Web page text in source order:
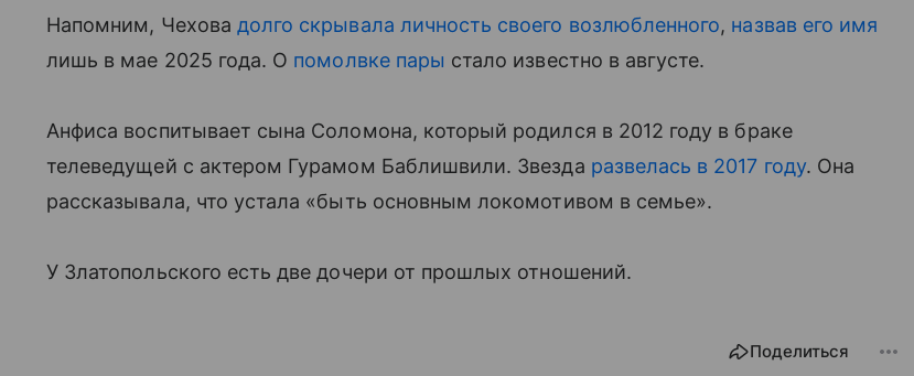
Напомним, Чехова долго скрывала личность своего возлюбленного, назвав его имя
лишь в мае 2025 года. О помолвке пары стало известно в августе.
Анфиса воспитывает сына Соломона, который родился в 2012 году в браке
телеведущей с актером Гурамом Баблишвили. Звезда развелась в 2017 году. Она
рассказывала, что устала «быть основным локомотивом в семье».
У Златопольского есть две дочери от прошлых отношений.
Поделиться